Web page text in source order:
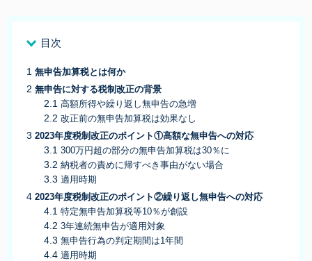
目次
無申告加算税とは何か
無申告に対する税制改正の背景
高額所得や繰り返し無申告の急増
改正前の無申告加算税は効果なし
2023年度税制改正のポイント①高額な無申告への対応
300万円超の部分の無申告加算税は30％に
納税者の責めに帰すべき事由がない場合
適用時期
2023年度税制改正のポイント②繰り返し無申告への対応
特定無申告加算税等10％が創設
3年連続無申告が適用対象
無申告行為の判定期間は1年間
適用時期